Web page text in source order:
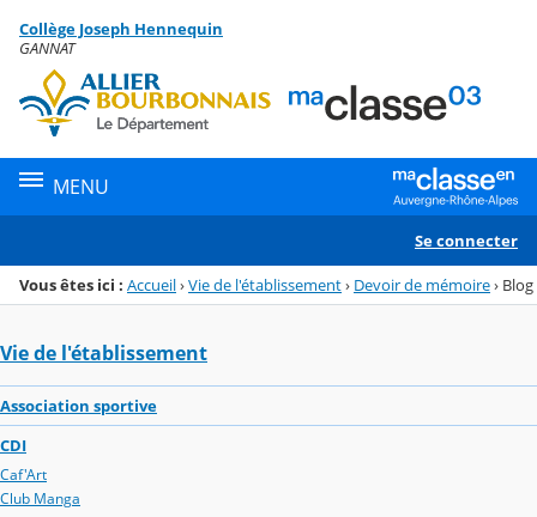
Menu de la rubrique
Contenu
Collège Joseph Hennequin
GANNAT
MENU
Se connecter
Vous êtes ici : Accueil›Vie de l'établissement› Devoir de mémoire› Blog
Vie de l'établissement
Association sportive
CDI
Caf'Art
Club Manga